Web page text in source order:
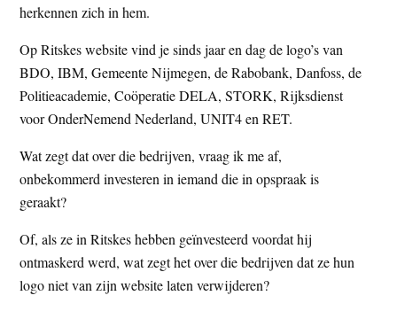
herkennen zich in hem.
Op Ritskes website vind je sinds jaar en dag de logo’s van
BDO, IBM, Gemeente Nijmegen, de Rabobank, Danfoss, de
Politieacademie, Coöperatie DELA, STORK, Rijksdienst
voor OnderNemend Nederland, UNIT4 en RET.
Wat zegt dat over die bedrijven, vraag ik me af,
onbekommerd investeren in iemand die in opspraak is
geraakt?
Of, als ze in Ritskes hebben geïnvesteerd voordat hij
ontmaskerd werd, wat zegt het over die bedrijven dat ze hun
logo niet van zijn website laten verwijderen?